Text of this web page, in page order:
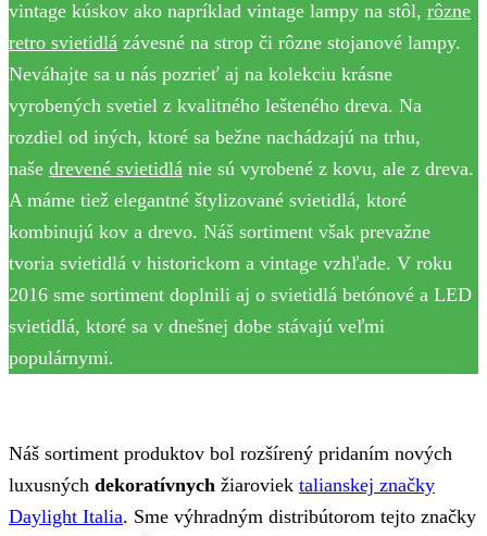
vintage kúskov ako napríklad vintage lampy na stôl, rôzne
retro svietidlá závesné na strop či rôzne stojanové lampy.
Neváhajte sa u nás pozrieť aj na kolekciu krásne
vyrobených svetiel z kvalitného lešteného dreva. Na
rozdiel od iných, ktoré sa bežne nachádzajú na trhu,
naše drevené svietidlá nie sú vyrobené z kovu, ale z dreva.
A máme tiež elegantné štylizované svietidlá, ktoré
kombinujú kov a drevo. Náš sortiment však prevažne
tvoria svietidlá v historickom a vintage vzhľade. V roku
2016 sme sortiment doplnili aj o svietidlá betónové a LED
svietidlá, ktoré sa v dnešnej dobe stávajú veľmi
populárnymi.
Náš sortiment produktov bol rozšírený pridaním nových
luxusných dekoratívnych žiaroviek talianskej značky
Daylight Italia. Sme výhradným distribútorom tejto značky